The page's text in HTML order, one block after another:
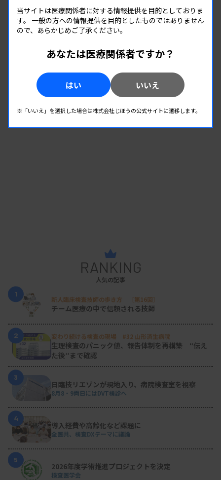
08.22 - 08.22
2026年度第1回北信支部学習会
開催場所 : 長野県
微生物
RANKING
人気の記事
1
新人臨床検査技師の歩き方 ［第16回］
チーム医療の中で信頼される技師
2 変わり続ける検査の現場 #32 山形済生病院
生理検査のパニック値、報告体制を再構築 “伝え
た後”まで確認
3
日臨技リエゾンが現地入り、病院検査室を視察
8月8・9両日にはDVT検診へ
4
導入経費や高齢化など課題に
全医共、検査DXテーマに議論
5
2026年度学術推進プロジェクトを決定
検査医学会
当サイトは医療関係者に対する情報提供を目的としておりま
す。 一般の方への情報提供を目的としたものではありません
ので、あらかじめご了承ください。
あなたは医療関係者ですか？
はい いいえ
※「いいえ」を選択した場合は株式会社じほうの公式サイトに遷移します。